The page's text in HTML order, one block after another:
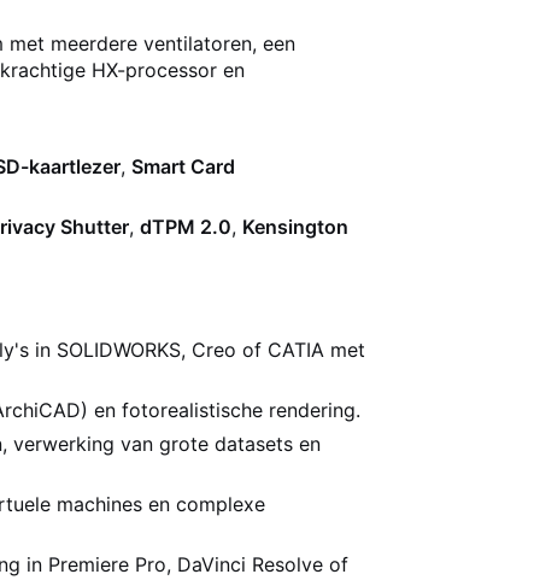
meerdere ventilatoren, een
HX-processor en
kaartlezer, Smart Card
Shutter, dTPM 2.0, Kensington
in SOLIDWORKS, Creo of CATIA met
en fotorealistische rendering.
verwerking van grote datasets en
machines en complexe
in Premiere Pro, DaVinci Resolve of